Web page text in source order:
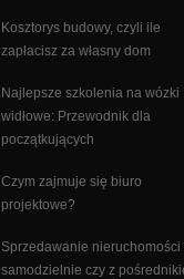
Kosztorys budowy, czyli ile
zapłacisz za własny dom
Najlepsze szkolenia na wózki
widłowe: Przewodnik dla
początkujących
Czym zajmuje się biuro
projektowe?
Sprzedawanie nieruchomości
samodzielnie czy z